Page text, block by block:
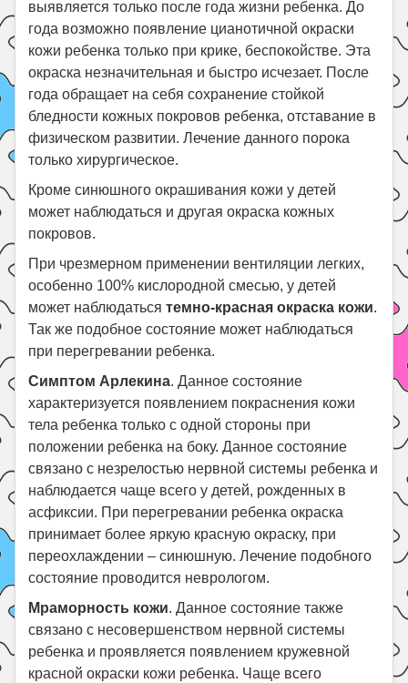
выявляется только после года жизни ребенка. До
года возможно появление цианотичной окраски
кожи ребенка только при крике, беспокойстве. Эта
окраска незначительная и быстро исчезает. После
года обращает на себя сохранение стойкой
бледности кожных покровов ребенка, отставание в
физическом развитии. Лечение данного порока
только хирургическое.
Кроме синюшного окрашивания кожи у детей
может наблюдаться и другая окраска кожных
покровов.
При чрезмерном применении вентиляции легких,
особенно 100% кислородной смесью, у детей
может наблюдатьсятемно-красная окраска кожи.
Так же подобное состояние может наблюдаться
при перегревании ребенка.
Симптом Арлекина. Данное состояние
характеризуется появлением покраснения кожи
тела ребенка только с одной стороны при
положении ребенка на боку. Данное состояние
связано с незрелостью нервной системы ребенка и
наблюдается чаще всего у детей, рожденных в
асфиксии. При перегревании ребенка окраска
принимает более яркую красную окраску, при
переохлаждении – синюшную. Лечение подобного
состояние проводится неврологом.
Мраморность кожи. Данное состояние также
связано с несовершенством нервной системы
ребенка и проявляется появлением кружевной
красной окраски кожи ребенка. Чаще всего